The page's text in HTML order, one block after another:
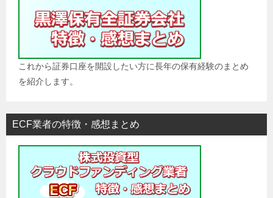
これから証券口座を開設したい方に長年の保有経験のまとめ
を紹介します。
ECF業者の特徴・感想まとめ